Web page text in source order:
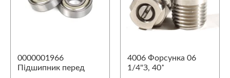
0000001966
Підшипник перед
4006 Форсунка 06
1/4"З, 40˚